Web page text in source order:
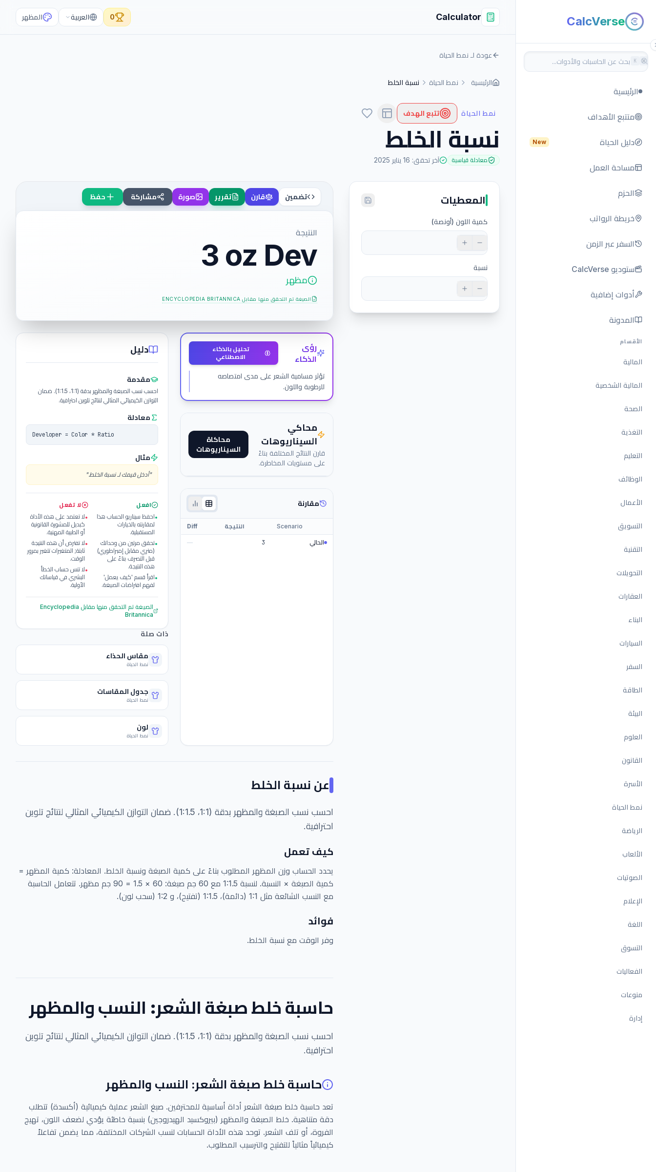
CalcVerse
⌘
K
الرئيسية
متتبع الأهداف
دليل الحياة New
مساحة العمل
الحزم
خريطة الرواتب
السفر عبر الزمن
ستوديو CalcVerse
أدوات إضافية
المدونة
الأقسام
المالية
المالية الشخصية
الصحة
التغذية
التعليم
الوظائف
الأعمال
التسويق
التقنية
التحويلات
العقارات
البناء
السيارات
السفر
الطاقة
البيئة
العلوم
القانون
الأسرة
نمط الحياة
الرياضة
الألعاب
الصوتيات
الإعلام
اللغة
التسوق
الفعاليات
منوعات
إدارة
Calculator
0 العربية المظهر
عودة لـ نمط الحياة
الرئيسية نمط الحياة نسبة الخلط
نمط الحياة تتبع الهدف
نسبة الخلط
معادلة قياسية آخر تحقق: 16 يناير 2025
المعطيات
كمية اللون (أونصة)
نسبة
تضمين قارن تقرير صورة مشاركة حفظ
النتيجة
3 oz Dev
مظهر
الصيغة تم التحقق منها مقابل ENCYCLOPEDIA BRITANNICA
رؤى
الذكاء
تحليل بالذكاء
الاصطناعي
تؤثر مسامية الشعر على مدى امتصاصه
للرطوبة واللون.
محاكي
السيناريوهات
قارن النتائج المختلفة بناءً
على مستويات المخاطرة.
محاكاة
السيناريوهات
مقارنة
Scenario النتيجة Diff
الحالي 3
—
دليل
مقدمة
احسب نسب الصبغة والمظهر بدقة (1:1، 1:1.5). ضمان
التوازن الكيميائي المثالي لنتائج تلوين احترافية.
معادلة
Developer = Color * Ratio
مثال
"أدخل قيمك لـ نسبة الخلط."
افعل
•احفظ سيناريو الحساب هذا
لمقارنته بالخيارات
المستقبلية.
•تحقق مرتين من وحداتك
(متري مقابل إمبراطوري)
قبل التصرف بناءً على
هذه النتيجة.
•اقرأ قسم 'كيف يعمل'
لفهم افتراضات الصيغة.
لا تفعل
•لا تعتمد على هذه الأداة
كبديل للمشورة القانونية
أو الطبية المهنية.
•لا تفترض أن هذه النتيجة
ثابتة; المتغيرات تتغير بمرور
الوقت.
•لا تنس حساب الخطأ
البشري في قياساتك
الأولية.
الصيغة تم التحقق منها مقابل Encyclopedia
Britannica
ذات صلة
مقاس الحذاء
نمط الحياة
جدول المقاسات
نمط الحياة
لون
نمط الحياة
عن نسبة الخلط
احسب نسب الصبغة والمظهر بدقة (1:1، 1:1.5). ضمان التوازن الكيميائي المثالي لنتائج تلوين
احترافية.
كيف تعمل
يحدد الحساب وزن المظهر المطلوب بناءً على كمية الصبغة ونسبة الخلط. المعادلة: كمية المظهر =
كمية الصبغة × النسبة. لنسبة 1:1.5 مع 60 جم صبغة: 60 × 1.5 = 90 جم مظهر. تتعامل الحاسبة
مع النسب الشائعة مثل 1:1 (دائمة)، 1:1.5 (تفتيح)، و 1:2 (سحب لون).
فوائد
وفر الوقت مع نسبة الخلط.
حاسبة خلط صبغة الشعر: النسب والمظهر
احسب نسب الصبغة والمظهر بدقة (1:1، 1:1.5). ضمان التوازن الكيميائي المثالي لنتائج تلوين
احترافية.
حاسبة خلط صبغة الشعر: النسب والمظهر
تعد حاسبة خلط صبغة الشعر أداة أساسية للمحترفين. صبغ الشعر عملية كيميائية (أكسدة) تتطلب
دقة متناهية. خلط الصبغة والمظهر (بيروكسيد الهيدروجين) بنسبة خاطئة يؤدي لضعف اللون، تهيج
الفروة، أو تلف الشعر. توحد هذه الأداة الحسابات لنسب الشركات المختلفة، مما يضمن تفاعلاً
كيميائياً مثالياً للتفتيح والترسيب المطلوب.